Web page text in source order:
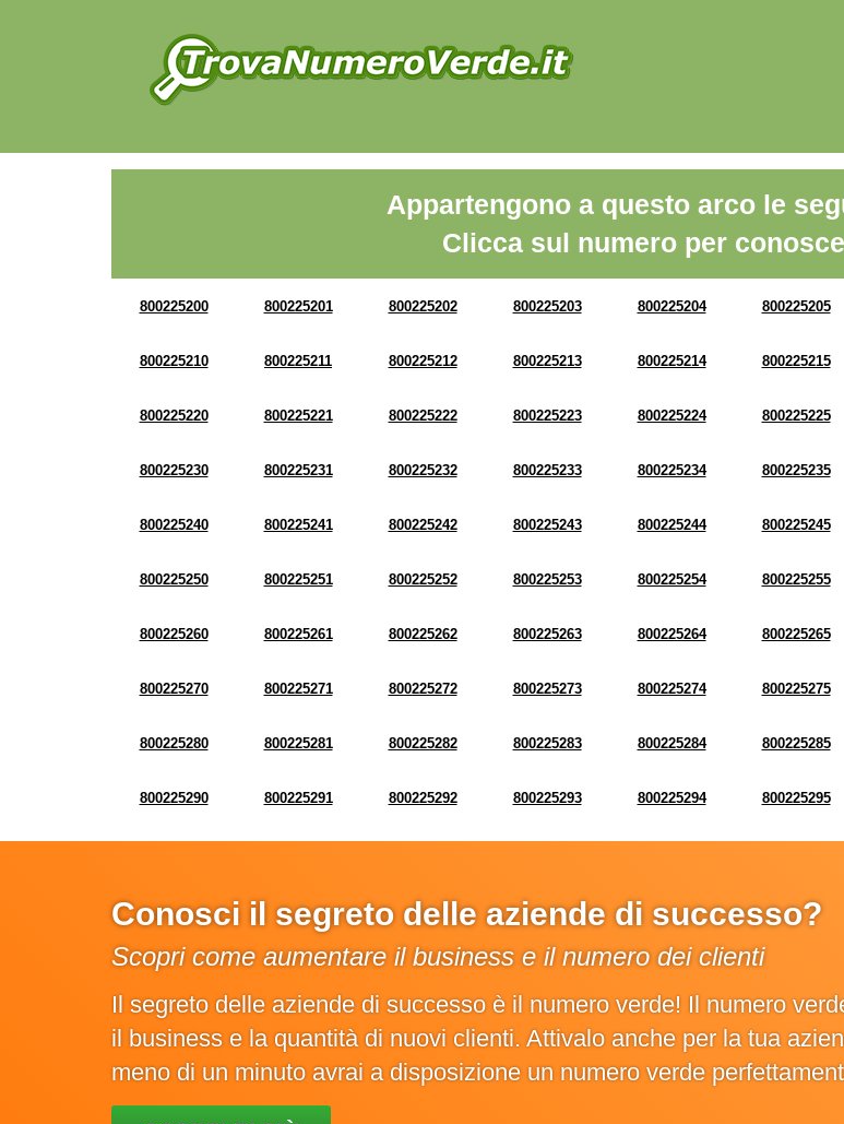
Appartengono a questo arco le
Clicca sul numero per
800225200 800225201 800225202 800225203 800225204 800225205
800225210 800225211 800225212 800225213 800225214 800225215
800225220 800225221 800225222 800225223 800225224 800225225
800225230 800225231 800225232 800225233 800225234 800225235
800225240 800225241 800225242 800225243 800225244 800225245
800225250 800225251 800225252 800225253 800225254 800225255
800225260 800225261 800225262 800225263 800225264 800225265
800225270 800225271 800225272 800225273 800225274 800225275
800225280 800225281 800225282 800225283 800225284 800225285
800225290 800225291 800225292 800225293 800225294 800225295
Conosci il segreto delle aziende di successo?
Scopri come aumentare il business e il numero dei clienti
Il segreto delle aziende di successo è il numero verde! Il numero
il business e la quantità di nuovi clienti. Attivalo anche per la tua
meno di un minuto avrai a disposizione un numero verde